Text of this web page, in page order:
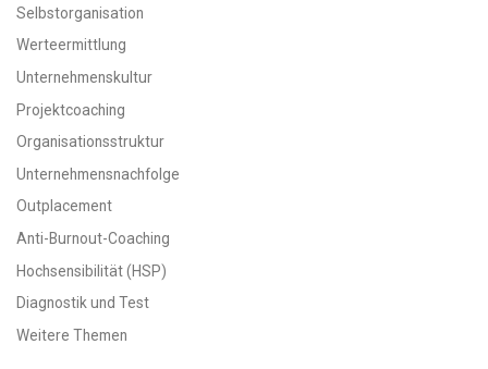
Selbstorganisation
Werteermittlung
Unternehmenskultur
Projektcoaching
Organisationsstruktur
Unternehmensnachfolge
Outplacement
Anti-Burnout-Coaching
Hochsensibilität (HSP)
Diagnostik und Test
Weitere Themen